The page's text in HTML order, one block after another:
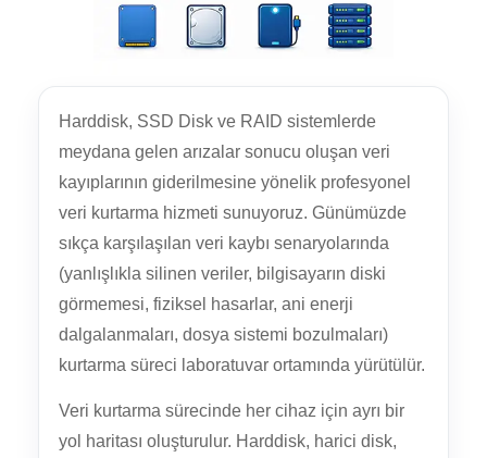
Harddisk, SSD Disk ve RAID sistemlerde
meydana gelen arızalar sonucu oluşan veri
kayıplarının giderilmesine yönelik profesyonel
veri kurtarma hizmeti sunuyoruz. Günümüzde
sıkça karşılaşılan veri kaybı senaryolarında
(yanlışlıkla silinen veriler, bilgisayarın diski
görmemesi, fiziksel hasarlar, ani enerji
dalgalanmaları, dosya sistemi bozulmaları)
kurtarma süreci laboratuvar ortamında yürütülür.
Veri kurtarma sürecinde her cihaz için ayrı bir
yol haritası oluşturulur. Harddisk, harici disk,